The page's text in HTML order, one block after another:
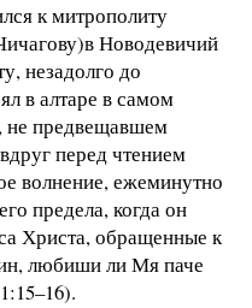
к митрополиту
Новодевичий
незадолго до
в алтаре в самом
не предвещавшем
перед чтением
волнение, ежеминутно
предела, когда он
Христа, обращенные к
любиши ли Мя паче